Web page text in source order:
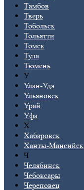
Тамбов
Тверь
Тобольск
Тольятти
Томск
Тула
Тюмень
У
Улан-Удэ
Ульяновск
Урай
Уфа
Х
Хабаровск
Ханты-Мансийск
Ч
Челябинск
Чебоксары
Череповец